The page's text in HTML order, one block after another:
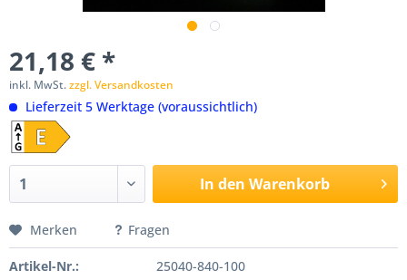
21,18 € *
inkl. MwSt.zzgl. Versandkosten
Lieferzeit 5 Werktage (voraussichtlich)
In den Warenkorb
Merken Fragen
Artikel-Nr.: 25040-840-100